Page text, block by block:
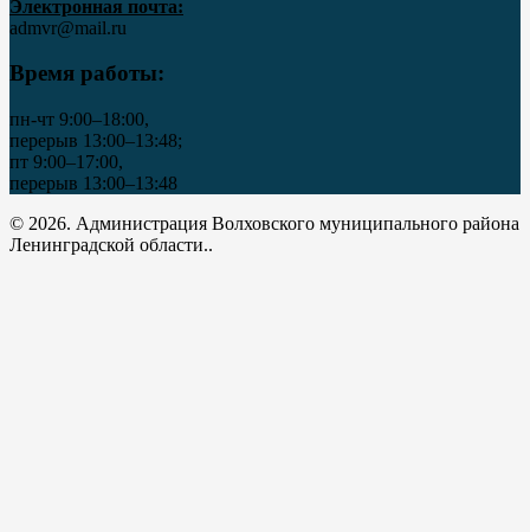
Электронная почта:
admvr@mail.ru
Время работы:
пн-чт 9:00–18:00,
перерыв 13:00–13:48;
пт 9:00–17:00,
перерыв 13:00–13:48
© 2026. Администрация Волховского муниципального района
Ленинградской области..